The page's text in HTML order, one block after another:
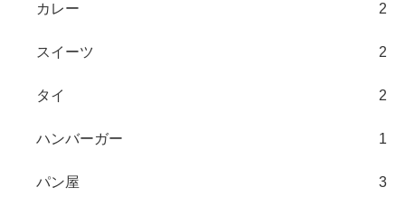
カレー 2
スイーツ 2
タイ 2
ハンバーガー 1
パン屋 3